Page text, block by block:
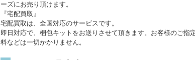
ーズにお売り頂けます。
『宅配買取』
宅配買取は、全国対応のサービスです。
即日対応で、梱包キットをお送りさせて頂きます。お客様のご指
料などは一切かかりません。